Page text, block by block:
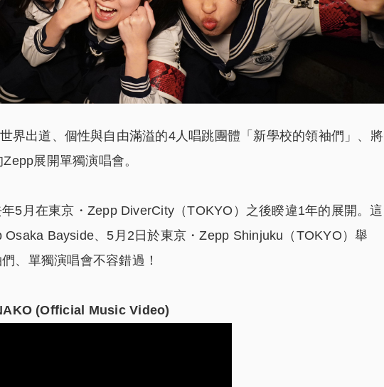
界出道、個性與自由滿溢的4人唱跳團體「新學校的領袖們」、將
展開單獨演唱會。
5月在東京・Zepp DiverCity（TOKYO）之後睽違1年的展開。這
Bayside、5月2日於東京・Zepp Shinjuku（TOKYO）舉
、單獨演唱會不容錯過！
(Official Music Video)